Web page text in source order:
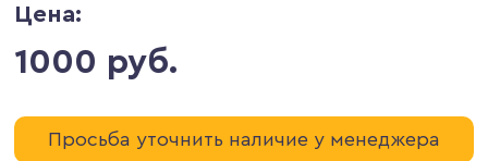
Цена:
1000 руб.
Просьба уточнить наличие у менеджера